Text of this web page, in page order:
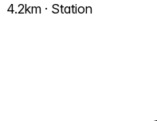
4.2km · Station